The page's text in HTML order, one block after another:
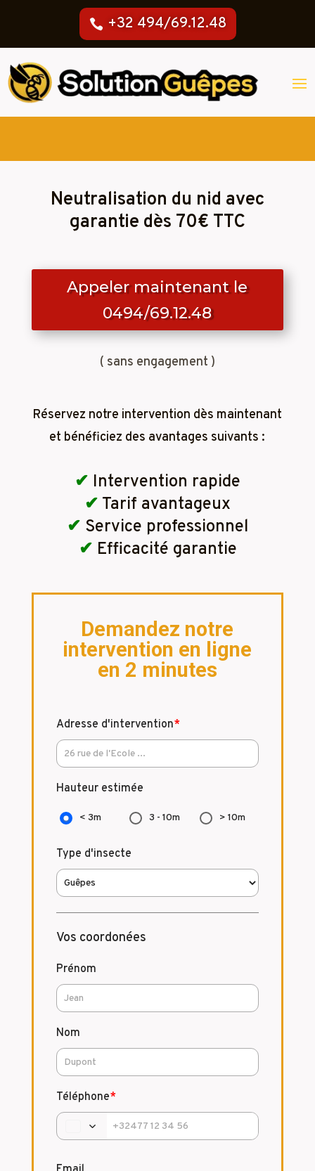
+32 494/69.12.48
Neutralisation du nid avec
garantie dès 70€ TTC
Appeler maintenant le
0494/69.12.48
( sans engagement )
Réservez notre intervention dès maintenant
et bénéficiez des avantages suivants :
✔ Intervention rapide
✔ Tarif avantageux
✔ Service professionnel
✔ Efficacité garantie
Demandez notre
intervention en ligne
en 2 minutes
Adresse d'intervention*
Hauteur estimée
< 3m 3 - 10m > 10m
Type d'insecte
Vos coordonées
Prénom
Nom
Téléphone*